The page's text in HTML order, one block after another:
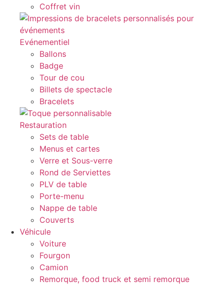
Coffret vin
Evénementiel
Ballons
Badge
Tour de cou
Billets de spectacle
Bracelets
Restauration
Sets de table
Menus et cartes
Verre et Sous-verre
Rond de Serviettes
PLV de table
Porte-menu
Nappe de table
Couverts
Véhicule
Voiture
Fourgon
Camion
Remorque, food truck et semi remorque